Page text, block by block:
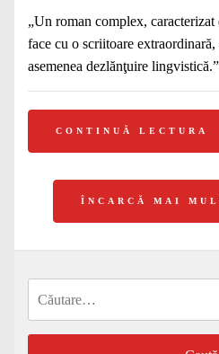
„Un roman complex,
face cu o scriitoare extraordinară,
asemenea dezlănţuire lingvistică.”
CONTINUĂ LECTURA
ÎNCARCĂ MAI